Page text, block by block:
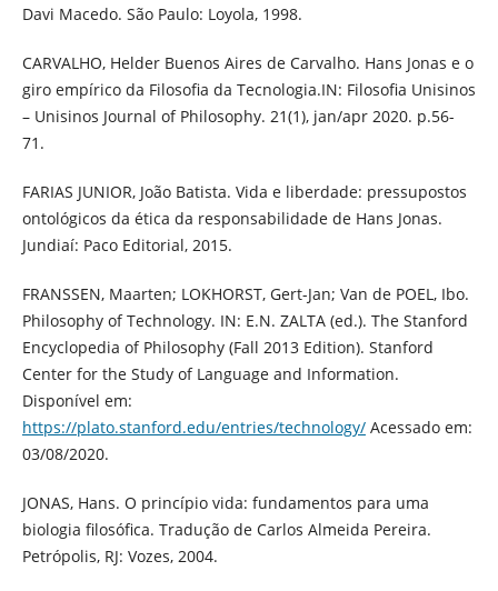
Davi Macedo. São Paulo: Loyola, 1998.
CARVALHO, Helder Buenos Aires de Carvalho. Hans Jonas e o
giro empírico da Filosofia da Tecnologia.IN: Filosofia Unisinos
– Unisinos Journal of Philosophy. 21(1), jan/apr 2020. p.56-
71.
FARIAS JUNIOR, João Batista. Vida e liberdade: pressupostos
ontológicos da ética da responsabilidade de Hans Jonas.
Jundiaí: Paco Editorial, 2015.
FRANSSEN, Maarten; LOKHORST, Gert-Jan; Van de POEL, Ibo.
Philosophy of Technology. IN: E.N. ZALTA (ed.). The Stanford
Encyclopedia of Philosophy (Fall 2013 Edition). Stanford
Center for the Study of Language and Information.
Disponível em:
https://plato.stanford.edu/entries/technology/Acessado em:
03/08/2020.
JONAS, Hans. O princípio vida: fundamentos para uma
biologia filosófica. Tradução de Carlos Almeida Pereira.
Petrópolis, RJ: Vozes, 2004.